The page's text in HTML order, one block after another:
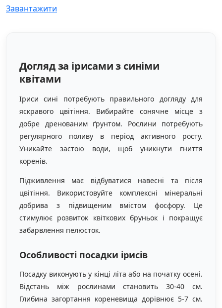
Завантажити
Догляд за ірисами з синіми
квітами
Іриси сині потребують правильного догляду для
яскравого цвітіння. Вибирайте сонячне місце з
добре дренованим ґрунтом. Рослини потребують
регулярного поливу в період активного росту.
Уникайте застою води, щоб уникнути гниття
коренів.
Підживлення має відбуватися навесні та після
цвітіння. Використовуйте комплексні мінеральні
добрива з підвищеним вмістом фосфору. Це
стимулює розвиток квіткових бруньок і покращує
забарвлення пелюсток.
Особливості посадки ірисів
Посадку виконують у кінці літа або на початку осені.
Відстань між рослинами становить 30-40 см.
Глибина загортання кореневища дорівнює 5-7 см.